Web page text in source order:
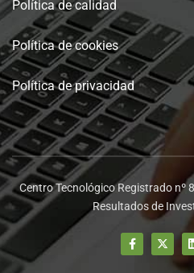
Política de calidad
Política de cookies
Política de privacidad
Centro Tecnológico Registrado nº
Resultados de